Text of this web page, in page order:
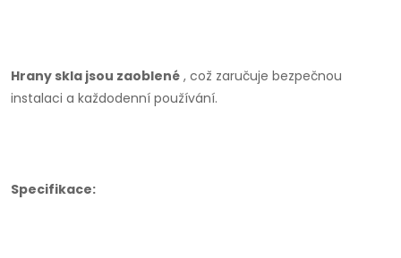
Hrany skla jsou zaoblené , což zaručuje bezpečnou
instalaci a každodenní používání.
Specifikace: